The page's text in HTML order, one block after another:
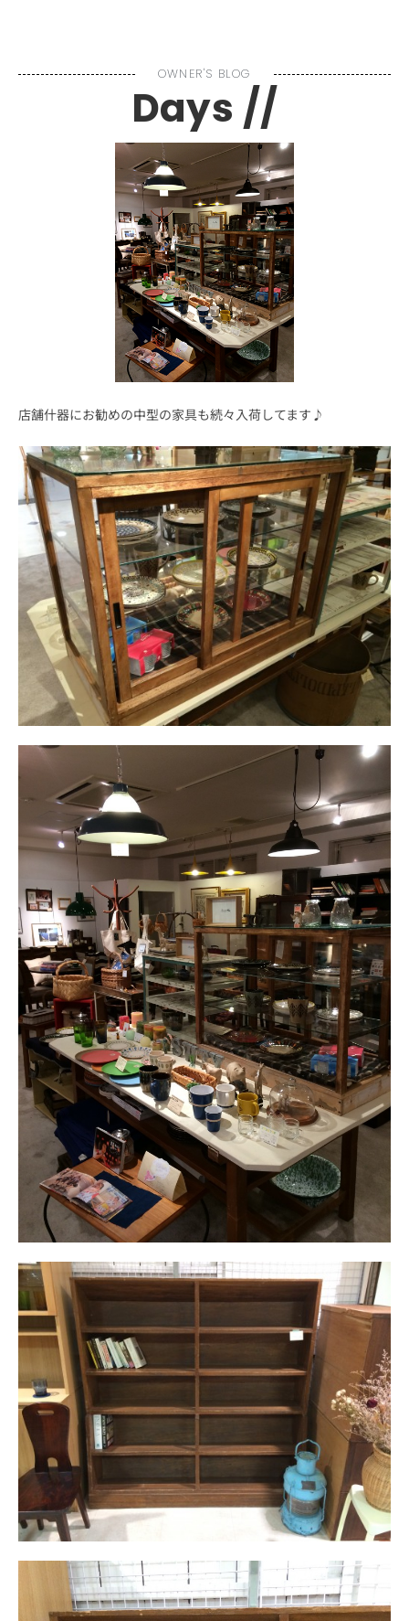
OWNER'S BLOG
Days //
店舗什器にお勧めの中型の家具も続々入荷してます♪